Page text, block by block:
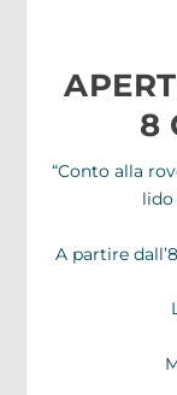
8
“Conto alla
lido
A partire